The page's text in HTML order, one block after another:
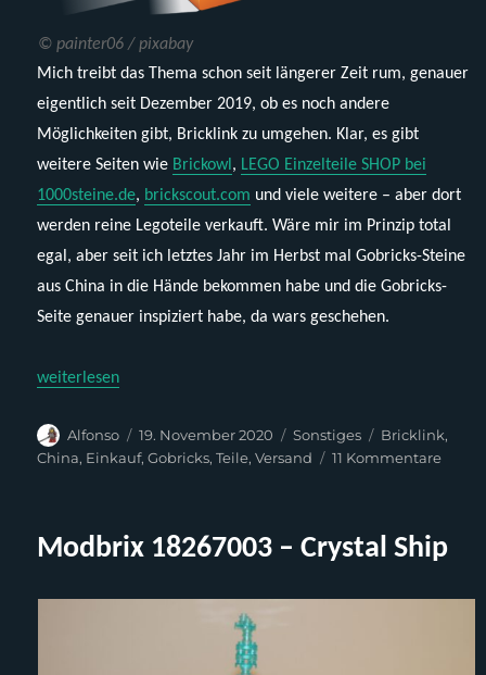
© painter06 / pixabay
Mich treibt das Thema schon seit längerer Zeit rum, genauer
eigentlich seit Dezember 2019, ob es noch andere
Möglichkeiten gibt, Bricklink zu umgehen. Klar, es gibt
weitere Seiten wie Brickowl , LEGO Einzelteile SHOP bei
1000steine.de, brickscout.com und viele weitere – aber dort
werden reine Legoteile verkauft. Wäre mir im Prinzip total
egal, aber seit ich letztes Jahr im Herbst mal Gobricks-Steine
aus China in die Hände bekommen habe und die Gobricks-
Seite genauer inspiziert habe, da wars geschehen.
„Bricklink-Alternative Gobricks.cn“
weiterlesen
Autor
Alfonso
Veröffentlicht
am
19. November 2020 Kategorien
Sonstiges Schlagwörter
Bricklink,
China, Einkauf,Gobricks,Teile,Versand 11 Kommentarezu
Modbrix 18267003 – Crystal Ship